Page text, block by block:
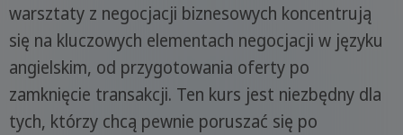
warsztaty z negocjacji biznesowych koncentrują
się na kluczowych elementach negocjacji w języku
angielskim, od przygotowania oferty po
zamknięcie transakcji. Ten kurs jest niezbędny dla
tych, którzy chcą pewnie poruszać się po